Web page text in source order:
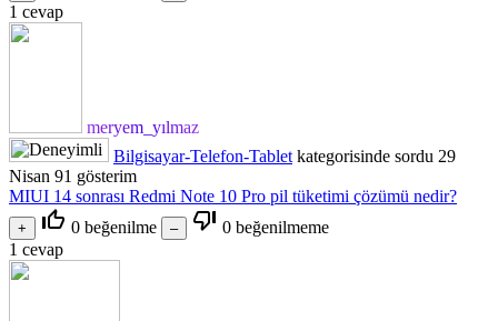
1 cevap
meryem_yılmaz
Bilgisayar-Telefon-Tablet kategorisinde sordu 29
Nisan 91 gösterim
MIUI 14 sonrası Redmi Note 10 Pro pil tüketimi çözümü nedir?
thumb_up_off_alt 0 beğenilme thumb_down_off_alt 0 beğenilmeme
1 cevap